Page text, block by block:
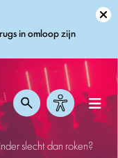
in omloop zijn
slecht dan roken?